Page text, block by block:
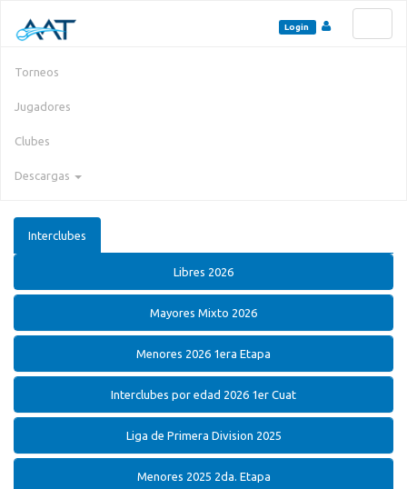
Torneos
Jugadores
Clubes
Descargas
Login
Interclubes
Libres 2026
Mayores Mixto 2026
Menores 2026 1era Etapa
Interclubes por edad 2026 1er Cuat
Liga de Primera Division 2025
Menores 2025 2da. Etapa